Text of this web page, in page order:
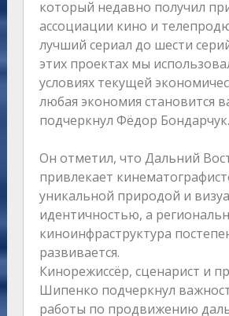
который недавно получил
ассоциации кино и
лучший сериал до шести
этих проектах мы
условиях текущей
любая экономия становится
подчеркнул Фёдор Бондарчук.
Он отметил, что Дальний
привлекает
уникальной природой и
идентичностью, а
киноинфраструктура
развивается.
Кинорежиссёр, сценарист и
Шипенко подчеркнул
работы по продвижению